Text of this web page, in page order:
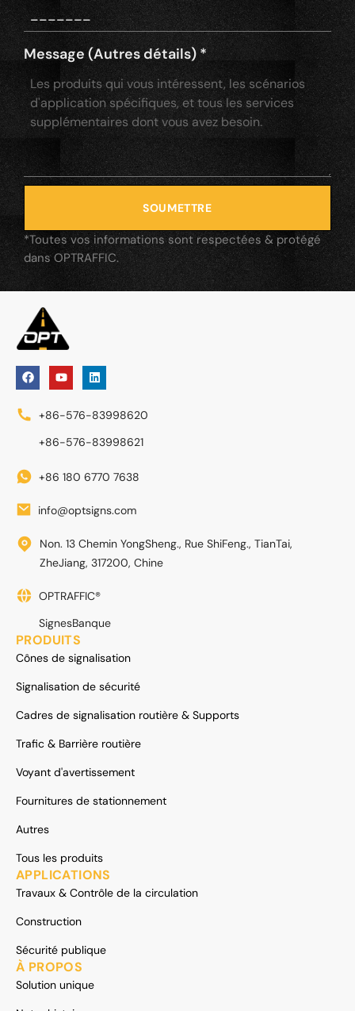
Message (Autres détails) *
SOUMETTRE
*Toutes vos informations sont respectées & protégé
dans OPTRAFFIC.
+86-576-83998620
+86-576-83998621
+86 180 6770 7638
info@optsigns.com
Non. 13 Chemin YongSheng., Rue ShiFeng., TianTai,
ZheJiang, 317200, Chine
OPTRAFFIC®
SignesBanque
PRODUITS
Cônes de signalisation
Signalisation de sécurité
Cadres de signalisation routière & Supports
Trafic & Barrière routière
Voyant d'avertissement
Fournitures de stationnement
Autres
Tous les produits
APPLICATIONS
Travaux & Contrôle de la circulation
Construction
Sécurité publique
À PROPOS
Solution unique